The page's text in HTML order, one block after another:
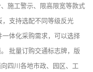
施工警示、限高限宽等款式
支持选配不同等级反光
体化采购需求，可以选择
批量订购交通标志牌，版
四川各地市政、园区、工